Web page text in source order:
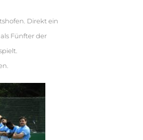
Direkt ein
Fünfter der